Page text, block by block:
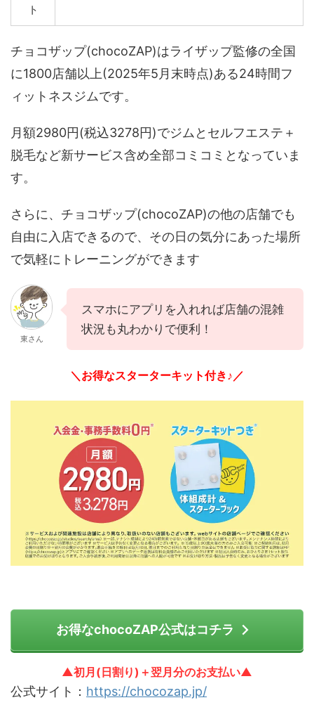
ト
チョコザップ(chocoZAP)はライザップ監修の全国
に1800店舗以上(2025年5月末時点)ある24時間フ
ィットネスジムです。
月額2980円(税込3278円)でジムとセルフエステ＋
脱毛など新サービス含め全部コミコミとなっていま
す。
さらに、チョコザップ(chocoZAP)の他の店舗でも
自由に入店できるので、その日の気分にあった場所
で気軽にトレーニングができます
東さん
スマホにアプリを入れれば店舗の混雑
状況も丸わかりで便利！
＼お得なスターターキット付き♪／
お得なchocoZAP公式はコチラ
▲初月(日割り)＋翌月分のお支払い▲
公式サイト： https://chocozap.jp/